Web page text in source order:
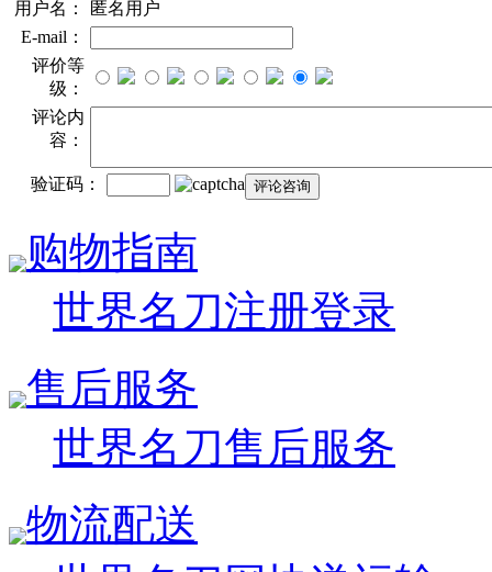
用户名：
匿名用户
E-mail：
评价等
级：
评论内
容：
验证码：
购物指南
世界名刀注册登录
售后服务
世界名刀售后服务
物流配送